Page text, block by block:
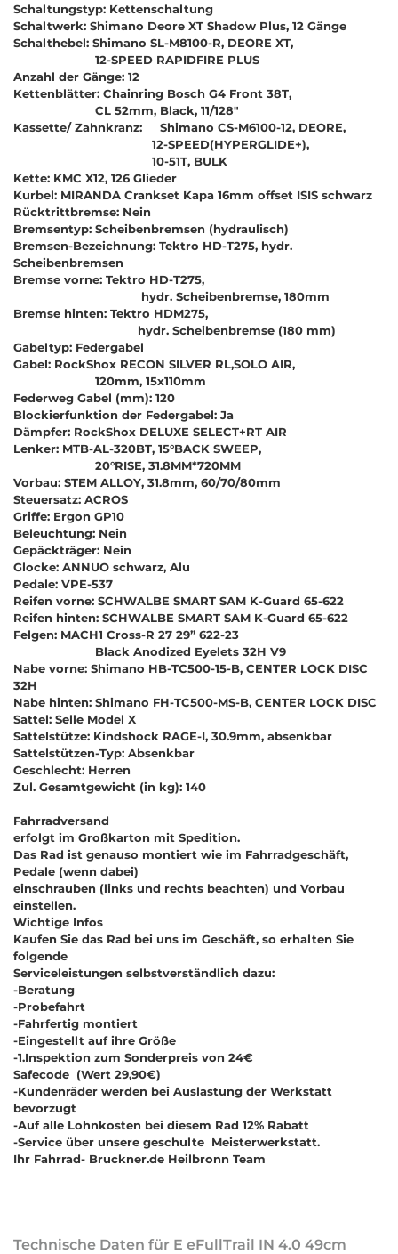
Schaltungstyp: Kettenschaltung
Schaltwerk: Shimano Deore XT Shadow Plus, 12 Gänge
Schalthebel: Shimano SL-M8100-R, DEORE XT,
12-SPEED RAPIDFIRE PLUS
Anzahl der Gänge: 12
Kettenblätter: Chainring Bosch G4 Front 38T,
CL 52mm, Black, 11/128"
Kassette/ Zahnkranz: Shimano CS-M6100-12, DEORE,
12-SPEED(HYPERGLIDE+),
10-51T, BULK
Kette: KMC X12, 126 Glieder
Kurbel: MIRANDA Crankset Kapa 16mm offset ISIS schwarz
Rücktrittbremse: Nein
Bremsentyp: Scheibenbremsen (hydraulisch)
Bremsen-Bezeichnung: Tektro HD-T275, hydr.
Scheibenbremsen
Bremse vorne: Tektro HD-T275,
hydr. Scheibenbremse, 180mm
Bremse hinten: Tektro HDM275,
hydr. Scheibenbremse (180 mm)
Gabeltyp: Federgabel
Gabel: RockShox RECON SILVER RL,SOLO AIR,
120mm, 15x110mm
Federweg Gabel (mm): 120
Blockierfunktion der Federgabel: Ja
Dämpfer: RockShox DELUXE SELECT+RT AIR
Lenker: MTB-AL-320BT, 15°BACK SWEEP,
20°RISE, 31.8MM*720MM
Vorbau: STEM ALLOY, 31.8mm, 60/70/80mm
Steuersatz: ACROS
Griffe: Ergon GP10
Beleuchtung: Nein
Gepäckträger: Nein
Glocke: ANNUO schwarz, Alu
Pedale: VPE-537
Reifen vorne: SCHWALBE SMART SAM K-Guard 65-622
Reifen hinten: SCHWALBE SMART SAM K-Guard 65-622
Felgen: MACH1 Cross-R 27 29’’ 622-23
Black Anodized Eyelets 32H V9
Nabe vorne: Shimano HB-TC500-15-B, CENTER LOCK DISC
32H
Nabe hinten: Shimano FH-TC500-MS-B, CENTER LOCK DISC
Sattel: Selle Model X
Sattelstütze: Kindshock RAGE-I, 30.9mm, absenkbar
Sattelstützen-Typ: Absenkbar
Geschlecht: Herren
Zul. Gesamtgewicht (in kg): 140
Fahrradversand
erfolgt im Großkarton mit Spedition.
Das Rad ist genauso montiert wie im Fahrradgeschäft,
Pedale (wenn dabei)
einschrauben (links und rechts beachten) und Vorbau
einstellen.
Wichtige Infos
Kaufen Sie das Rad bei uns im Geschäft, so erhalten Sie
folgende
Serviceleistungen selbstverständlich dazu:
-Beratung
-Probefahrt
-Fahrfertig montiert
-Eingestellt auf ihre Größe
-1.Inspektion zum Sonderpreis von 24€
Safecode (Wert 29,90€)
-Kundenräder werden bei Auslastung der Werkstatt
bevorzugt
-Auf alle Lohnkosten bei diesem Rad 12% Rabatt
-Service über unsere geschulte Meisterwerkstatt.
Ihr Fahrrad- Bruckner.de Heilbronn Team
Technische Daten für E eFullTrail IN 4.0 49cm